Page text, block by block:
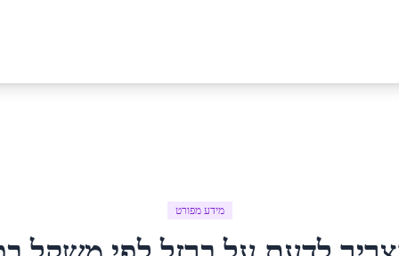
מידע מפורט